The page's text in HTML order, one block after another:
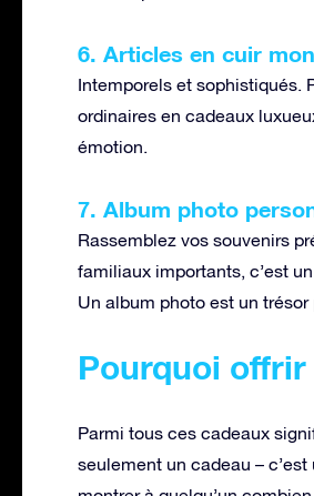
6. Articles en cuir
Intemporels et sophistiqués.
ordinaires en cadeaux
émotion.
7. Album photo
Rassemblez vos souvenirs
familiaux importants, c’est
Un album photo est un
Pourquoi
Parmi tous ces cadeaux
seulement un cadeau –